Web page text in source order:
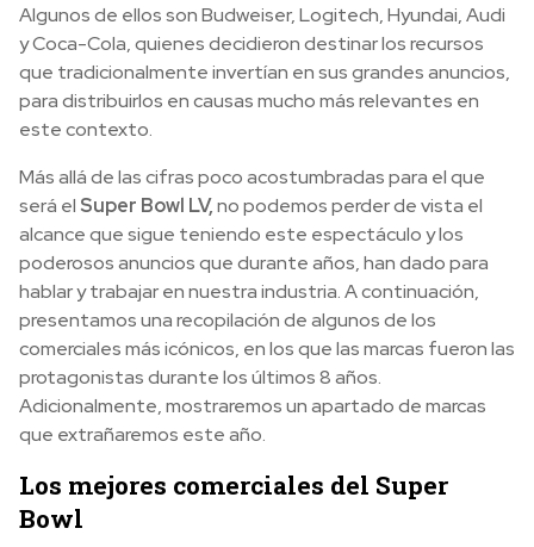
Algunos de ellos son Budweiser, Logitech, Hyundai, Audi
y Coca-Cola, quienes decidieron destinar los recursos
que tradicionalmente invertían en sus grandes anuncios,
para distribuirlos en causas mucho más relevantes en
este contexto.
Más allá de las cifras poco acostumbradas para el que
será el Super Bowl LV,no podemos perder de vista el
alcance que sigue teniendo este espectáculo y los
poderosos anuncios que durante años, han dado para
hablar y trabajar en nuestra industria. A continuación,
presentamos una recopilación de algunos de los
comerciales más icónicos, en los que las marcas fueron las
protagonistas durante los últimos 8 años.
Adicionalmente, mostraremos un apartado de marcas
que extrañaremos este año.
Los mejores comerciales del Super
Bowl